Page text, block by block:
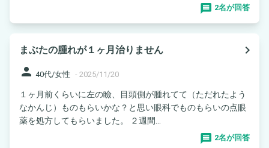
2名が回答
まぶたの腫れが１ヶ月治りません
navigate_next
person 40代/女性 - 2025/11/20
１ヶ月前くらいに左の瞼、目頭側が腫れてて（ただれたよう
なかんじ）ものもらいかな？と思い眼科でものもらいの点眼
薬を処方してもらいました。 ２週間...
2名が回答